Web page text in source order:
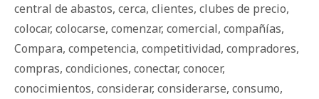
central de abastos, cerca, clientes, clubes de precio,
colocar, colocarse, comenzar, comercial, compañías,
Compara, competencia, competitividad, compradores,
compras, condiciones, conectar, conocer,
conocimientos, considerar, considerarse, consumo,